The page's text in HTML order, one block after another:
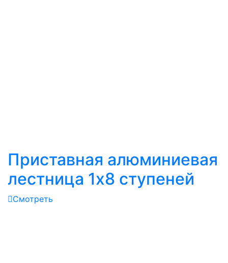
Приставная алюминиевая
лестница 1х8 ступеней
Смотреть